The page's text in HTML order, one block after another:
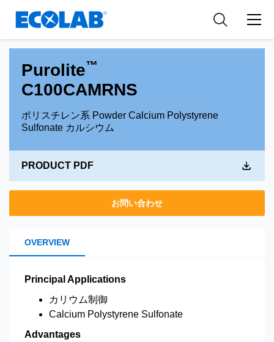
Resources
用途
Medical Devices and Diagnostics
Nutraceuticals
News & Events
Tools
Purolite™
C100CAMRNS
ポリスチレン系 Powder Calcium Polystyrene
Sulfonate カルシウム
PRODUCT PDF
お問い合わせ
OVERVIEW
Principal Applications
カリウム制御
Calcium Polystyrene Sulfonate
Advantages